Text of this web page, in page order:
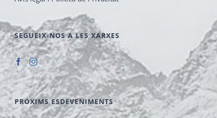
SEGUEIX-NOS A LES XARXES
PRÓXIMS ESDEVENIMENTS